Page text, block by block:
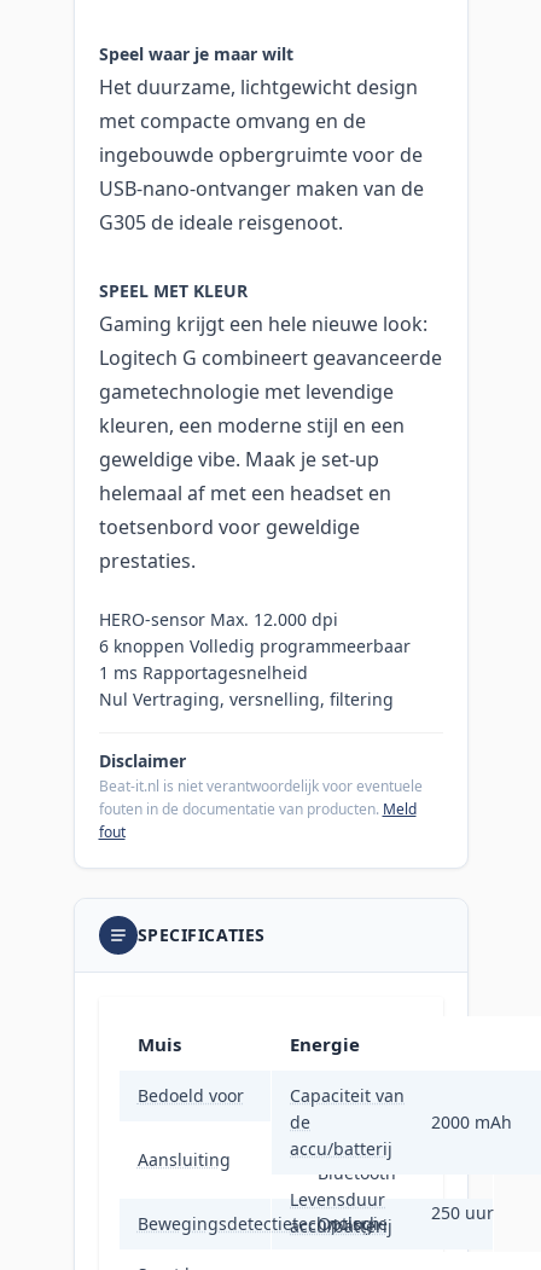
Speel waar je maar wilt
Het duurzame, lichtgewicht design
met compacte omvang en de
ingebouwde opbergruimte voor de
USB-nano-ontvanger maken van de
G305 de ideale reisgenoot.
SPEEL MET KLEUR
Gaming krijgt een hele nieuwe look:
Logitech G combineert geavanceerde
gametechnologie met levendige
kleuren, een moderne stijl en een
geweldige vibe. Maak je set-up
helemaal af met een headset en
toetsenbord voor geweldige
prestaties.
HERO-sensor Max. 12.000 dpi
6 knoppen Volledig programmeerbaar
1 ms Rapportagesnelheid
Nul Vertraging, versnelling, filtering
Disclaimer
Beat-it.nl is niet verantwoordelijk voor eventuele
fouten in de documentatie van producten. Meld
fout
SPECIFICATIES
Muis
Bedoeld voor Gamen
Aansluiting
RF-draadloos +
Bluetooth
Bewegingsdetectietechnologie
Optisch
Energie
Capaciteit van
de
accu/batterij
2000 mAh
Levensduur
accu/batterij
250 uur